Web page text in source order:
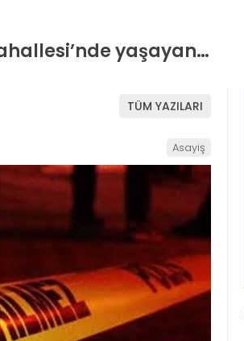
yaşayan…
TÜM YAZILARI
Asayiş